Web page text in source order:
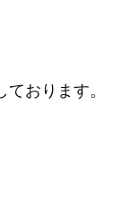
おります。